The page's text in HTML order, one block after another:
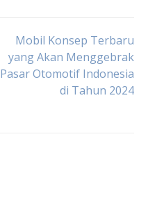
Mobil Konsep Terbaru
yang Akan Menggebrak
Pasar Otomotif Indonesia
di Tahun 2024